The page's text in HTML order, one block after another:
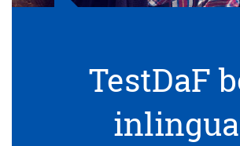
TestDaF
inlingua